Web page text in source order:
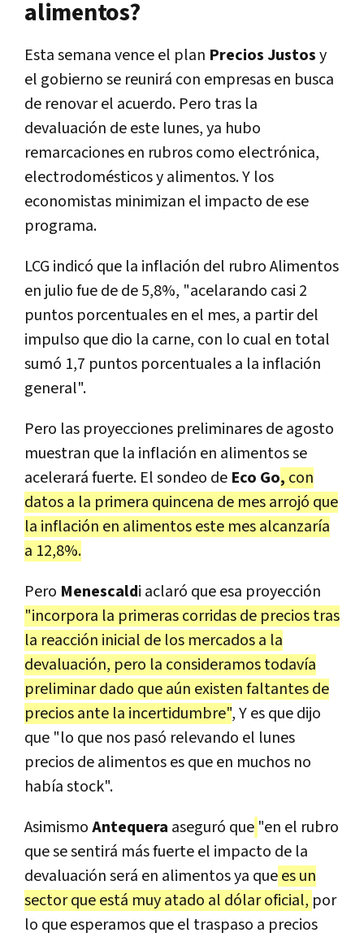
alimentos?
Esta semana vence el plan Precios Justosy
el gobierno se reunirá con empresas en busca
de renovar el acuerdo. Pero tras la
devaluación de este lunes, ya hubo
remarcaciones en rubros como electrónica,
electrodomésticos y alimentos. Y los
economistas minimizan el impacto de ese
programa.
LCG indicó que la inflación del rubro Alimentos
en julio fue de de 5,8%, "acelarando casi 2
puntos porcentuales en el mes, a partir del
impulso que dio la carne, con lo cual en total
sumó 1,7 puntos porcentuales a la inflación
general".
Pero las proyecciones preliminares de agosto
muestran que la inflación en alimentos se
acelerará fuerte. El sondeo de Eco Go, con
datos a la primera quincena de mes arrojó que
la inflación en alimentos este mes alcanzaría
a 12,8%.
Pero Menescaldi aclaró que esa proyección
"incorpora la primeras corridas de precios tras
la reacción inicial de los mercados a la
devaluación, pero la consideramos todavía
preliminar dado que aún existen faltantes de
precios ante la incertidumbre", Y es que dijo
que "lo que nos pasó relevando el lunes
precios de alimentos es que en muchos no
había stock".
AsimismoAntequera aseguró que "en el rubro
que se sentirá más fuerte el impacto de la
devaluación será en alimentos ya quees un
sector que está muy atado al dólar oficial, por
lo que esperamos que el traspaso a precios